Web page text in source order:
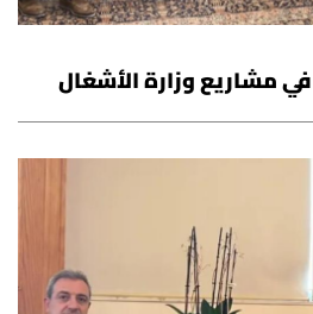
مشاريع وزارة الأشغال